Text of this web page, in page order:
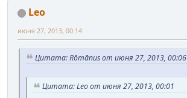
Leo
июня 27, 2013, 00:14
Цитата: Rōmānus от июня 27, 2013, 00:06
Цитата: Leo от июня 27, 2013, 00:01